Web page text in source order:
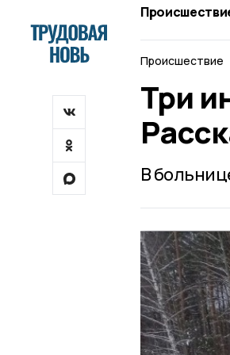
Происшествие
Три
В